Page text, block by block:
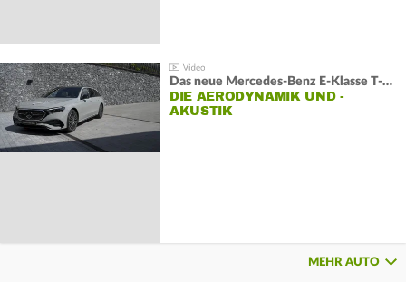
Das neue Mercedes-Benz E-Klasse T-Modell
DIE AERODYNAMIK UND -
AKUSTIK
MEHR AUTO